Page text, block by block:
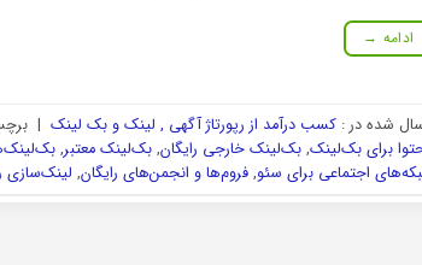
ادامه →
شده در :کسب درآمد از رپورتاژ آگهی , لینک و بک لینک |
برای بک‌لینک,بک‌لینک خارجی رایگان,بک‌لینک معتبر,
اجتماعی برای سئو,فروم‌ها و انجمن‌های رایگان, لینک‌سازی